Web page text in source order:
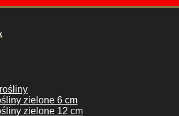
zielone 6 cm
zielone 12 cm